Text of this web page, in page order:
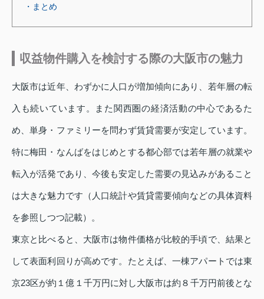
・まとめ
収益物件購入を検討する際の大阪市の魅力
大阪市は近年、わずかに人口が増加傾向にあり、若年層の転
入も続いています。また関西圏の経済活動の中心であるた
め、単身・ファミリーを問わず賃貸需要が安定しています。
特に梅田・なんばをはじめとする都心部では若年層の就業や
転入が活発であり、今後も安定した需要の見込みがあること
は大きな魅力です（人口統計や賃貸需要傾向などの具体資料
を参照しつつ記載）。
東京と比べると、大阪市は物件価格が比較的手頃で、結果と
して表面利回りが高めです。たとえば、一棟アパートでは東
京23区が約１億１千万円に対し大阪市は約８千万円前後とな